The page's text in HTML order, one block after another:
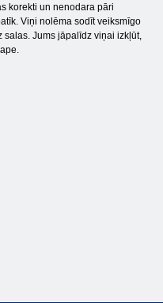
korekti un nenodara pāri
Viņi nolēma sodīt veiksmīgo
Jums jāpalīdz viņai izkļūt,